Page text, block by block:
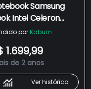
Samsung
Intel Celeron
Core, 4GB RAM,
11 Home,
- NP550XDA-
por Kabum
1.699,99
de 2 anos
Ver histórico